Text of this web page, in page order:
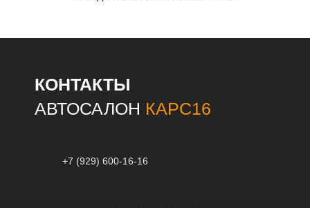
КОНТАКТЫ
АВТОСАЛОН КАРС16
+7 (929) 600-16-16